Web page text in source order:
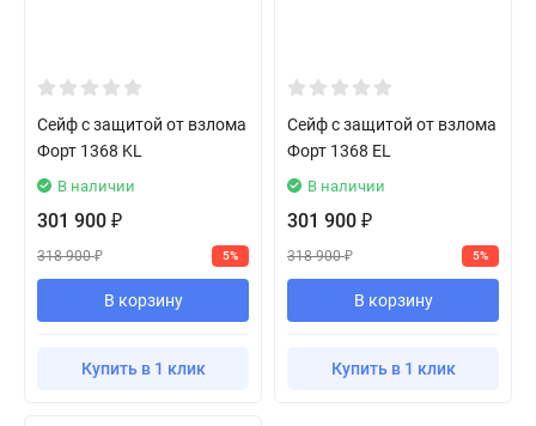
Сейф с защитой от взлома
Форт 1368 KL
В наличии
301 900 ₽
318 900₽ 5%
В корзину
Купить в 1 клик
Сейф с защитой от взлома
Форт 1368 EL
В наличии
301 900 ₽
318 900₽ 5%
В корзину
Купить в 1 клик